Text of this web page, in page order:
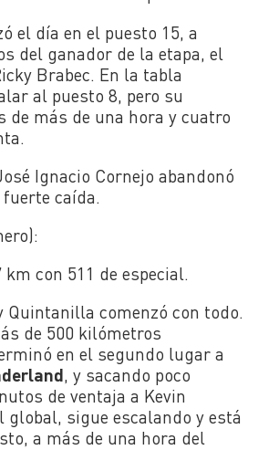
el día en el puesto 15, a
del ganador de la etapa, el
Brabec. En la tabla
al puesto 8, pero su
de más de una hora y cuatro
Ignacio Cornejo abandonó
caída.
con 511 de especial.
Quintanilla comenzó con todo.
de 500 kilómetros
en el segundo lugar a
, y sacando poco
de ventaja a Kevin
global, sigue escalando y está
a más de una hora del